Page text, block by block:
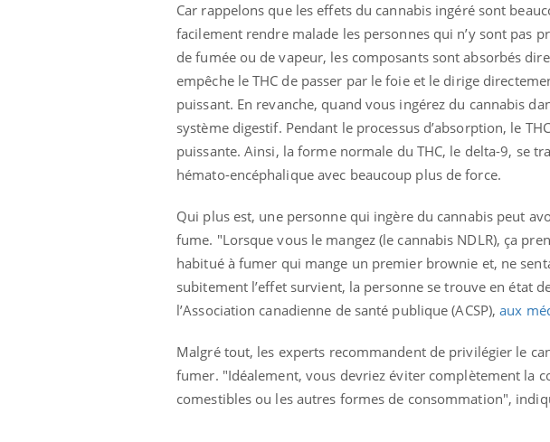
Car rappelons que les effets du cannabis ingéré sont
facilement rendre malade les personnes qui n’y sont pas
de fumée ou de vapeur, les composants sont absorbés
empêche le THC de passer par le foie et le dirige
puissant. En revanche, quand vous ingérez du cannabis
système digestif. Pendant le processus d’absorption, le
puissante. Ainsi, la forme normale du THC, le delta-9, se
hémato-encéphalique avec beaucoup plus de force.
Qui plus est, une personne qui ingère du cannabis peut
fume. "Lorsque vous le mangez (le cannabis NDLR), ça
habitué à fumer qui mange un premier brownie et, ne
subitement l’effet survient, la personne se trouve en état
l’Association canadienne de santé publique (ACSP),aux
Malgré tout, les experts recommandent de privilégier le
fumer. "Idéalement, vous devriez éviter complètement la
comestibles ou les autres formes de consommation",